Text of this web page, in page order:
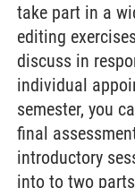
take part in a
editing
discuss in
individual
semester, you
final
introductory
into to two